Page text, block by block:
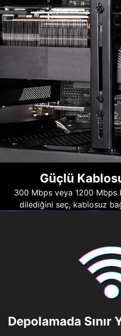
Güçlü
300 Mbps veya 1200 Mbps
dilediğini seç, kablosuz
Depolamada Sınır